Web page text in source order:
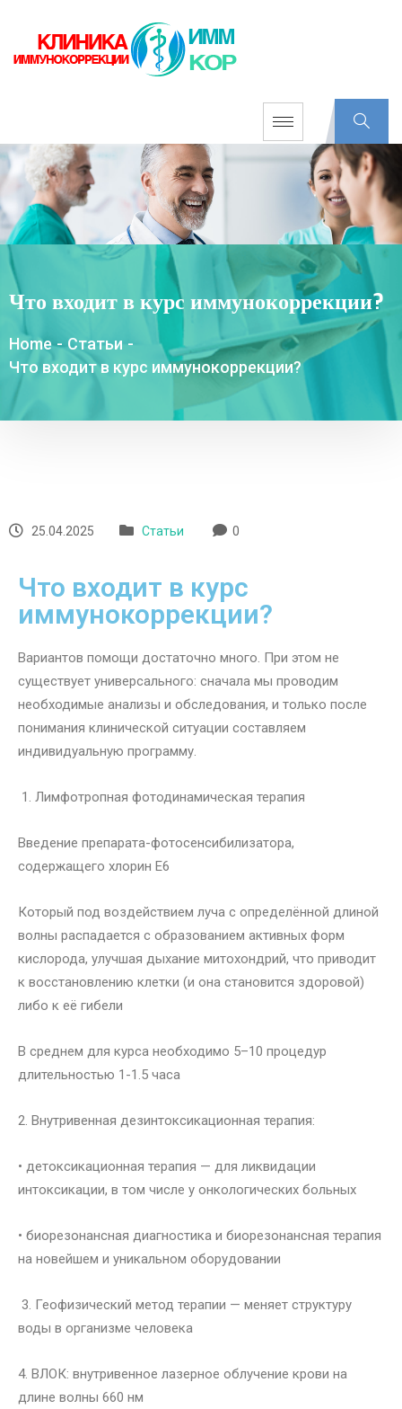
Что входит в курс иммунокоррекции?
Home - Статьи -
Что входит в курс иммунокоррекции?
25.04.2025 Статьи 0
Что входит в курс
иммунокоррекции?
Вариантов помощи достаточно много. При этом не
существует универсального: сначала мы проводим
необходимые анализы и обследования, и только после
понимания клинической ситуации составляем
индивидуальную программу.
1. Лимфотропная фотодинамическая терапия
Введение препарата-фотосенсибилизатора,
содержащего хлорин Е6
Который под воздействием луча с определённой длиной
волны распадается с образованием активных форм
кислорода, улучшая дыхание митохондрий, что приводит
к восстановлению клетки (и она становится здоровой)
либо к её гибели
В среднем для курса необходимо 5–10 процедур
длительностью 1-1.5 часа
2. Внутривенная дезинтоксикационная терапия:
• детоксикационная терапия — для ликвидации
интоксикации, в том числе у онкологических больных
• биорезонансная диагностика и биорезонансная терапия
на новейшем и уникальном оборудовании
3. Геофизический метод терапии — меняет структуру
воды в организме человека
4. ВЛОК: внутривенное лазерное облучение крови на
длине волны 660 нм